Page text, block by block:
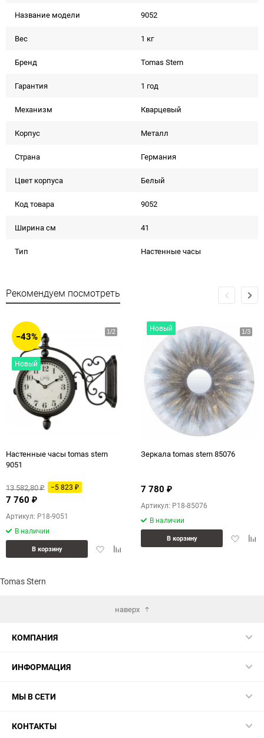
Название модели 9052
Вес 1 кг
Бренд Tomas Stern
Гарантия 1 год
Механизм Кварцевый
Корпус Металл
Страна Германия
Цвет корпуса Белый
Код товара 9052
Ширина см 41
Тип Настенные часы
Рекомендуем посмотреть
−43%
Новый
Настенные часы tomas stern
9051
13 582,80₽ −5 823 ₽
7 760 ₽
Артикул: P18-9051
В наличии
ДобавитьДобавить
В корзину
Новый
Зеркала tomas stern 85076
7 780 ₽
Артикул: P18-85076
В наличии
В корзину
Tomas Stern
наверх
КОМПАНИЯ
ИНФОРМАЦИЯ
МЫ В СЕТИ
КОНТАКТЫ